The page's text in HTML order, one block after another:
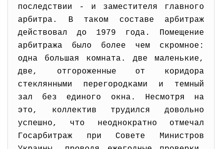
последствии - и заместителя главного
арбитра. В таком составе арбитраж
действовал до 1979 года. Помещение
арбитража было более чем скромное:
одна большая комната. две маленькие,
две, отгороженные от коридора
стеклянными перегородками и темный
зал без единого окна. Несмотря на
это, коллектив трудился довольно
успешно, что неоднократно отмечал
Госарбитраж при Совете Министров